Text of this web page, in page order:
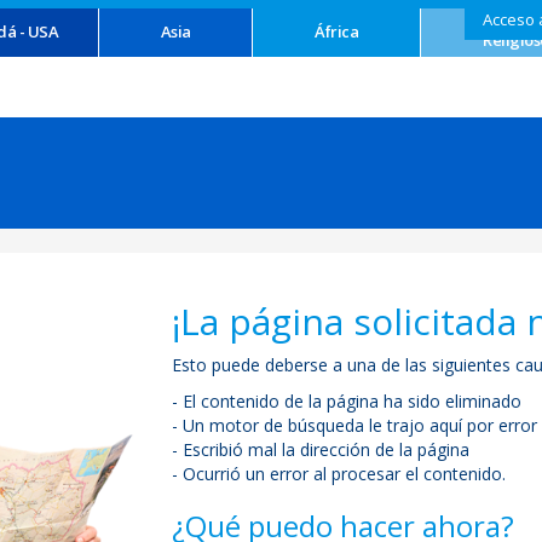
Acceso
- USA Asia África
¡La página solicitada
Esto puede deberse a una de las siguientes
- El contenido de la página ha sido eliminado
- Un motor de búsqueda le trajo aquí por error
- Escribió mal la dirección de la página
- Ocurrió un error al procesar el contenido.
¿Qué puedo hacer ahora?